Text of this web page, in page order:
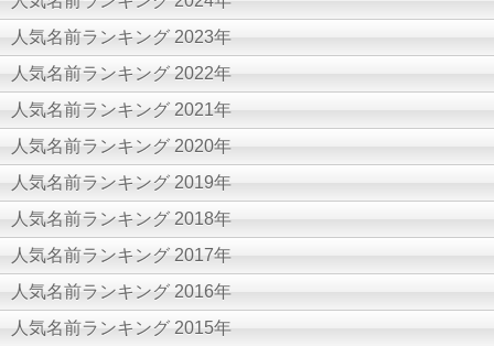
人気名前ランキング 2023年
人気名前ランキング 2022年
人気名前ランキング 2021年
人気名前ランキング 2020年
人気名前ランキング 2019年
人気名前ランキング 2018年
人気名前ランキング 2017年
人気名前ランキング 2016年
人気名前ランキング 2015年